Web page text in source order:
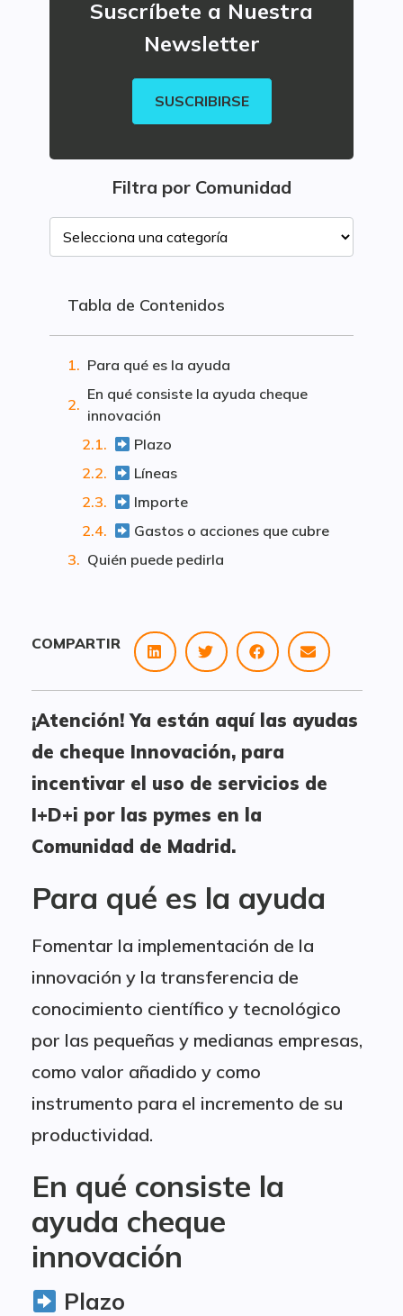
COMPARTIR
¡Atención! Ya están aquí las ayudas
de cheque Innovación, para
incentivar el uso de servicios de
I+D+i por las pymes en la
Comunidad de Madrid.
Para qué es la ayuda
Fomentar la implementación de la
innovación y la transferencia de
conocimiento científico y tecnológico
por las pequeñas y medianas empresas,
como valor añadido y como
instrumento para el incremento de su
productividad.
En qué consiste la
ayuda cheque
innovación
Plazo
Suscríbete a Nuestra
Newsletter
SUSCRIBIRSE
Filtra por Comunidad
Tabla de Contenidos
Para qué es la ayuda
En qué consiste la ayuda cheque
innovación
Plazo
Líneas
Importe
Gastos o acciones que cubre
Quién puede pedirla